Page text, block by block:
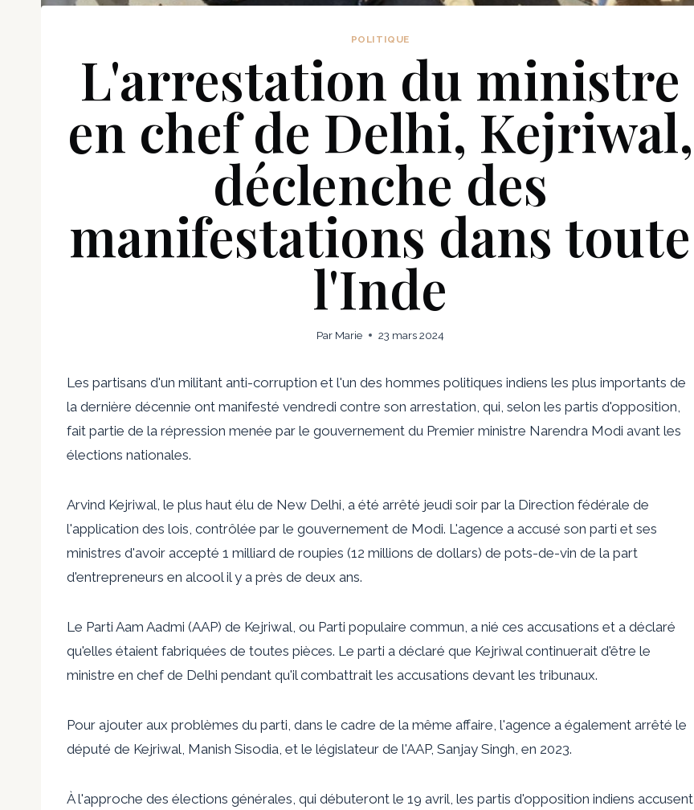
POLITIQUE
L'arrestation du ministre
en chef de Delhi, Kejriwal,
déclenche des
manifestations dans toute
l'Inde
Par Marie 23 mars 2024
Les partisans d'un militant anti-corruption et l'un des hommes politiques indiens les plus importants de
la dernière décennie ont manifesté vendredi contre son arrestation, qui, selon les partis d'opposition,
fait partie de la répression menée par le gouvernement du Premier ministre Narendra Modi avant les
élections nationales.
Arvind Kejriwal, le plus haut élu de New Delhi, a été arrêté jeudi soir par la Direction fédérale de
l'application des lois, contrôlée par le gouvernement de Modi. L'agence a accusé son parti et ses
ministres d'avoir accepté 1 milliard de roupies (12 millions de dollars) de pots-de-vin de la part
d'entrepreneurs en alcool il y a près de deux ans.
Le Parti Aam Aadmi (AAP) de Kejriwal, ou Parti populaire commun, a nié ces accusations et a déclaré
qu'elles étaient fabriquées de toutes pièces. Le parti a déclaré que Kejriwal continuerait d'être le
ministre en chef de Delhi pendant qu'il combattrait les accusations devant les tribunaux.
Pour ajouter aux problèmes du parti, dans le cadre de la même affaire, l'agence a également arrêté le
député de Kejriwal, Manish Sisodia, et le législateur de l'AAP, Sanjay Singh, en 2023.
À l'approche des élections générales, qui débuteront le 19 avril, les partis d'opposition indiens accusent